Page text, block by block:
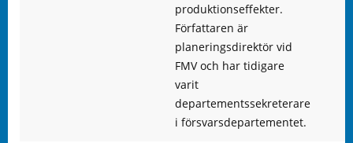
produktionseffekter.
Författaren är
planeringsdirektör vid
FMV och har tidigare
varit
departementssekreterare
i försvarsdepartementet.